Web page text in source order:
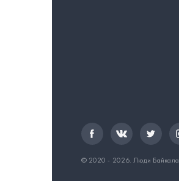
© 2020 - 2026. Люди Байкала